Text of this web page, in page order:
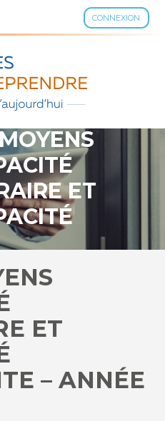
CONNEXION
ET
– ANNÉE
ET
– ANNÉE